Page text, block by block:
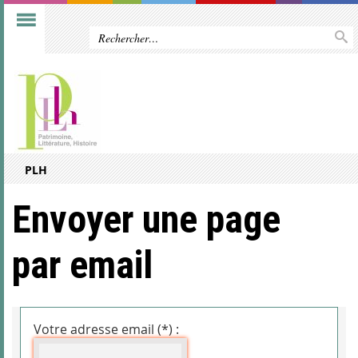
PLH
Envoyer une page
par email
Votre adresse email (*) :